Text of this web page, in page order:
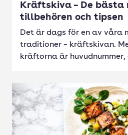
Kräftskiva – De bästa
tillbehören och tipsen
Det är dags för en av våra
traditioner – kräftskivan.
kräftorna är huvudnummer,